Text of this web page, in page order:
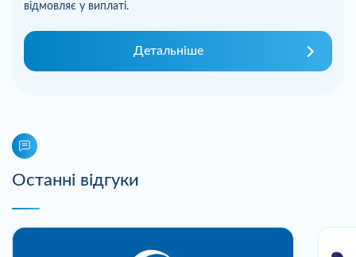
відмовляє у виплаті.
Детальніше
Останні відгуки